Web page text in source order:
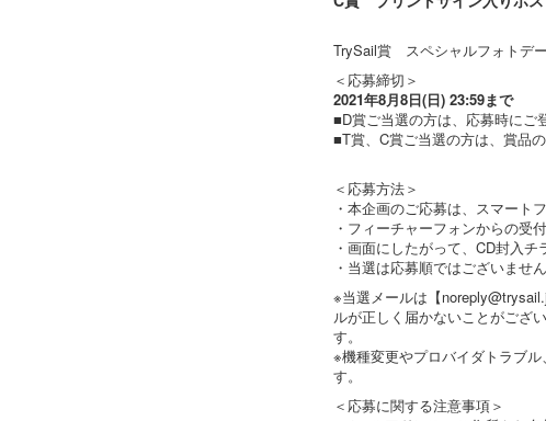
TrySail賞 スペシャルフォトデ
＜応募締切＞
2021年8月8日(日) 23:59まで
■D賞ご当選の方は、応募時にご
■T賞、C賞ご当選の方は、賞品
＜応募方法＞
・本企画のご応募は、スマート
・フィーチャーフォンからの受
・画面にしたがって、CD封入
・当選は応募順ではございません
※当選メールは【
ルが正しく届かないことがござ
す。
※機種変更やプロバイダトラブ
す。
＜応募に関する注意事項＞